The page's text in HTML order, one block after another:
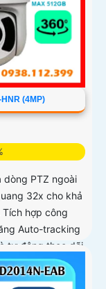
(4MP)
dòng PTZ ngoài
32x cho khả
hợp công
Auto-tracking
tự động theo dõi